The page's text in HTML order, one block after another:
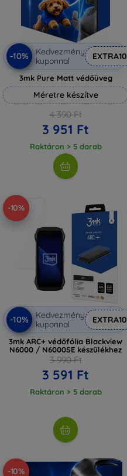
-10%
Kedvezmény
kuponnal
EXTRA10
3mk Pure Matt védőüveg
Méretre készítve
4 390 Ft
3 951 Ft
Raktáron > 5 darab
-10%
-10%
Kedvezmény
kuponnal
EXTRA10
3mk ARC+ védőfólia Blackview
N6000 / N6000SE készülékhez
3 990 Ft
3 591 Ft
Raktáron > 5 darab
-10%